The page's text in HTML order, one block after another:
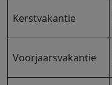
Kerstvakantie
Voorjaarsvakantie